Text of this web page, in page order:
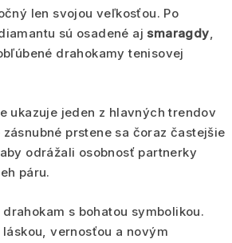
len svojou veľkosťou. Po
sú osadené ajsmaragdy,
drahokamy tenisovej
ukazuje jeden z hlavných trendov
prstene sa čoraz častejšie
odrážali osobnosť partnerky
páru.
s bohatou symbolikou.
vernosťou a novým